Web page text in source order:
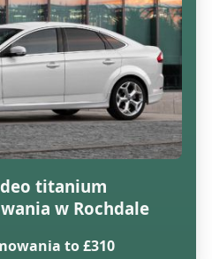
titanium
w Rochdale
to £310